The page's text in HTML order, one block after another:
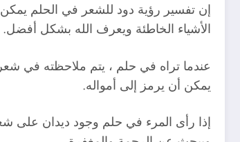
إن تفسير رؤية دود للشعر في الحلم
الأشياء الخاطئة ويعرف الله بشكل أفضل.
عندما تراه في حلم ، يتم ملاحظته في
يمكن أن يرمز إلى أمواله.
إذا رأى المرء في حلم وجود ديدان على